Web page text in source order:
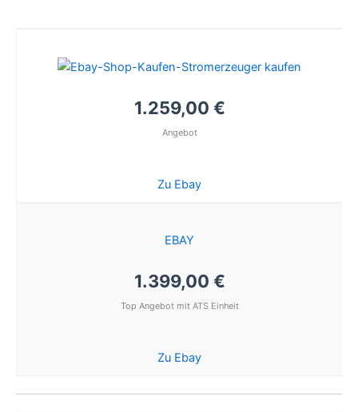
1.259,00 €
Angebot
Zu Ebay
EBAY
1.399,00 €
Top Angebot mit ATS Einheit
Zu Ebay